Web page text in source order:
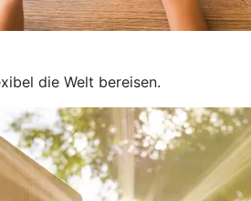
die Welt bereisen.